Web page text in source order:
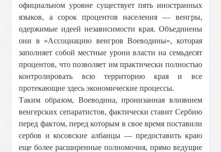
официальном уровне существует пять иностранных
языков, а сорок процентов населения — венгры,
одержимые идеей независимости края. Объединены
они в «Ассоциацию венгров Воеводины», которая
заполняет собой местные урони власти на семьдесят
процентов, что позволяет им практически полностью
контролировать всю территорию края и все
протекающие здесь экономические процессы.
Таким образом, Воеводина, пронизанная влиянием
венгерских сепаратистов, фактически ставит Сербию
перед фактом, перед которым в свое время поставили
сербов и косовские албанцы — предоставить краю
еще более расширенные полномочия, прямо ведущие